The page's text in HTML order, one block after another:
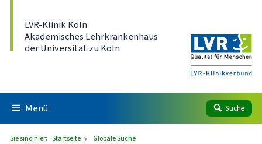
LVR-Klinik Köln
Akademisches Lehrkrankenhaus
der Universität zu Köln
Menü Suche
Sie sind hier: Startseite Globale Suche